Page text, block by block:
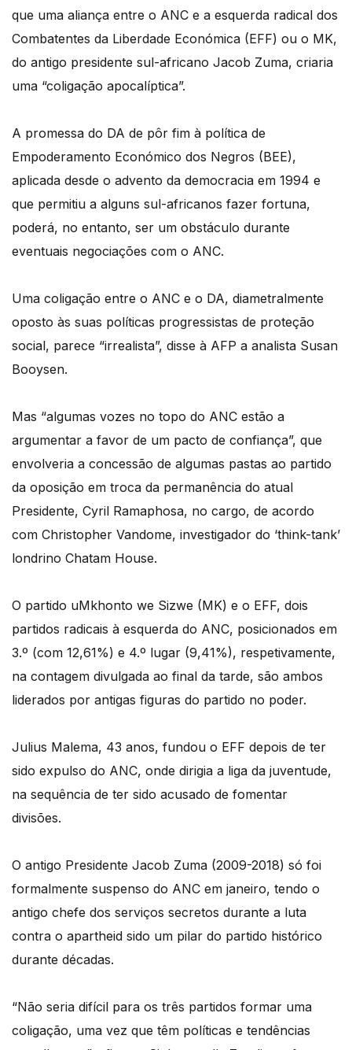
que uma aliança entre o ANC e a esquerda radical dos
Combatentes da Liberdade Económica (EFF) ou o MK,
do antigo presidente sul-africano Jacob Zuma, criaria
uma “coligação apocalíptica”.
A promessa do DA de pôr fim à política de
Empoderamento Económico dos Negros (BEE),
aplicada desde o advento da democracia em 1994 e
que permitiu a alguns sul-africanos fazer fortuna,
poderá, no entanto, ser um obstáculo durante
eventuais negociações com o ANC.
Uma coligação entre o ANC e o DA, diametralmente
oposto às suas políticas progressistas de proteção
social, parece “irrealista”, disse à AFP a analista Susan
Booysen.
Mas “algumas vozes no topo do ANC estão a
argumentar a favor de um pacto de confiança”, que
envolveria a concessão de algumas pastas ao partido
da oposição em troca da permanência do atual
Presidente, Cyril Ramaphosa, no cargo, de acordo
com Christopher Vandome, investigador do ‘think-tank’
londrino Chatam House.
O partido uMkhonto we Sizwe (MK) e o EFF, dois
partidos radicais à esquerda do ANC, posicionados em
3.º (com 12,61%) e 4.º lugar (9,41%), respetivamente,
na contagem divulgada ao final da tarde, são ambos
liderados por antigas figuras do partido no poder.
Julius Malema, 43 anos, fundou o EFF depois de ter
sido expulso do ANC, onde dirigia a liga da juventude,
na sequência de ter sido acusado de fomentar
divisões.
O antigo Presidente Jacob Zuma (2009-2018) só foi
formalmente suspenso do ANC em janeiro, tendo o
antigo chefe dos serviços secretos durante a luta
contra o apartheid sido um pilar do partido histórico
durante décadas.
“Não seria difícil para os três partidos formar uma
coligação, uma vez que têm políticas e tendências